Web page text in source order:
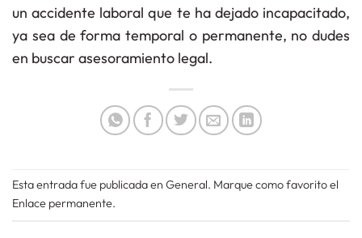
un accidente laboral que te ha dejado incapacitado,
ya sea de forma temporal o permanente, no dudes
en buscar asesoramiento legal.
Esta entrada fue publicada en General. Marque como favorito el
Enlace permanente.